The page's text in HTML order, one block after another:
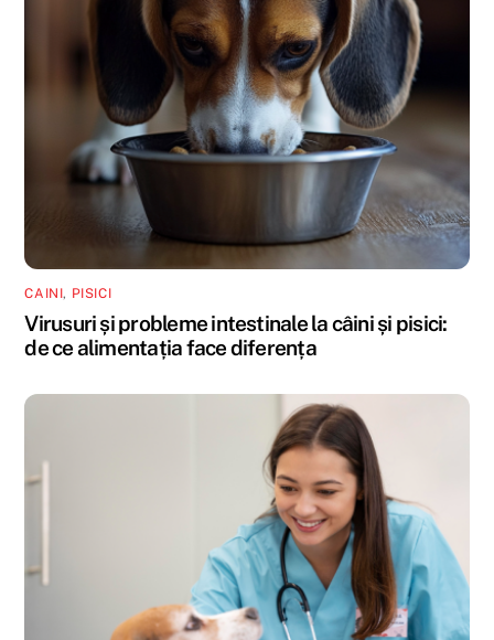
CAINI, PISICI
Virusuri și probleme intestinale la câini și pisici:
de ce alimentația face diferența